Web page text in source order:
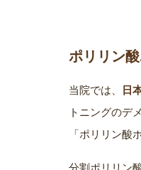
ポリリン
当院では、 日
トニングのデ
「ポリリン酸